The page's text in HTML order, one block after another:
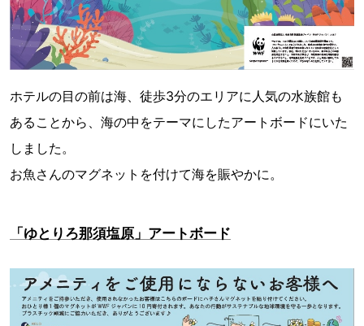
ホテルの目の前は海、徒歩3分のエリアに人気の水族館も
あることから、海の中をテーマにしたアートボードにいた
しました。
お魚さんのマグネットを付けて海を賑やかに。
「ゆとりろ那須塩原」アートボード